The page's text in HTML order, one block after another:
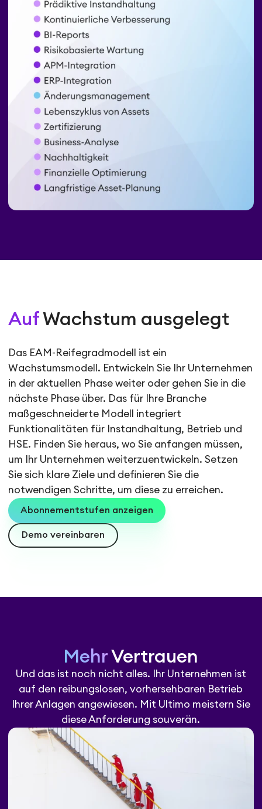
AufWachstum ausgelegt
Das EAM-Reifegradmodell ist ein
Wachstumsmodell. Entwickeln Sie Ihr Unternehmen
in der aktuellen Phase weiter oder gehen Sie in die
nächste Phase über. Das für Ihre Branche
maßgeschneiderte Modell integriert
Funktionalitäten für Instandhaltung, Betrieb und
HSE. Finden Sie heraus, wo Sie anfangen müssen,
um Ihr Unternehmen weiterzuentwickeln. Setzen
Sie sich klare Ziele und definieren Sie die
notwendigen Schritte, um diese zu erreichen.
Abonnementstufen anzeigen
Demo vereinbaren
MehrVertrauen
Und das ist noch nicht alles. Ihr Unternehmen ist
auf den reibungslosen, vorhersehbaren Betrieb
Ihrer Anlagen angewiesen. Mit Ultimo meistern Sie
diese Anforderung souverän.